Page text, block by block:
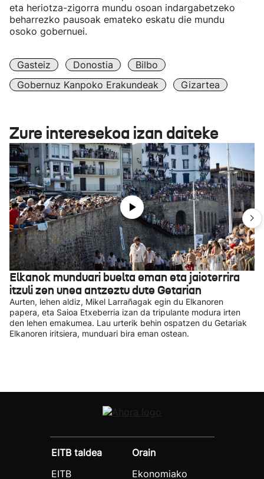
eta heriotza-zigorra mundu osoan indargabetzeko
beharrezko pausoak emateko eskatu die mundu
osoko gobernuei.
Gasteiz Donostia
Bilbo
Gobernuz Kanpoko Erakundeak
Gizartea
Zure interesekoa izan daiteke
Elkanok munduari buelta eman eta jaioterrira
itzuli zen unea antzeztu dute Getarian
Aurten, lehen aldiz, Mikel Larrañagak egin du Elkanoren
papera, eta Saioa Etxeberria izan da tripulante modura irten
den lehen emakumea. Lau urterik behin ospatzen du Getariak
Elkanoren iritsiera, munduari bira eman ostean.
EITB taldea
EITB
Orain
Ekonomiako